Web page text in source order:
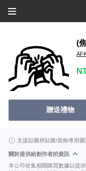
(
贈送禮物
支援貼圖拼貼樂/裝飾專用圖
關於提供給創作者的資訊
本公司收集相關購買數據以提